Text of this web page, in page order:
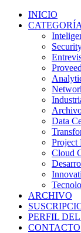
INICIO
Data
Project
Cloud
ARCHIVO
PERFIL
CONTACTO